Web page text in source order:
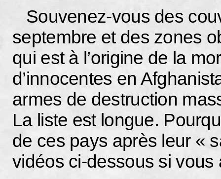
Souvenez-vous des
septembre et des zones
qui est à l’origine de la
d’innocentes en
armes de destruction
La liste est longue.
de ces pays après leur «
vidéos ci-dessous si